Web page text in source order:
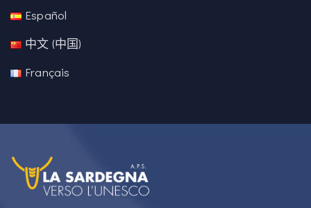
Español
中文 (中国)
Français